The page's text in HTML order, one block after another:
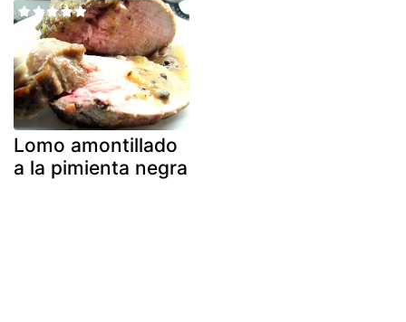
Lomo amontillado
a la pimienta negra